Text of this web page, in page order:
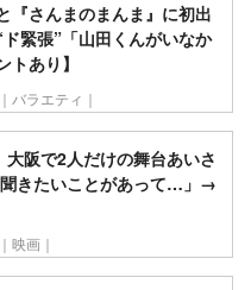
『さんまのまんま』に初出
緊張”「山田くんがいなか
あり】
｜バラエティ｜
阪で2人だけの舞台あいさ
きたいことがあって…」→
｜映画｜